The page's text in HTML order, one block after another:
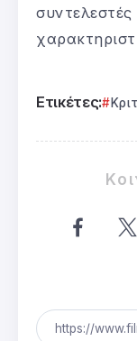
συντελεστές
Ετικέτες: